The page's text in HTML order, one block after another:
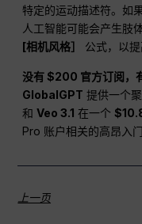
特定的运动描述符。如
人工智能可能会产生肢
[相机风格］
公式，以
没有 $200 官方订阅，
GlobalGPT 提供一个
和Veo 3.1 在一个
Pro 账户相关的高昂入
上一页